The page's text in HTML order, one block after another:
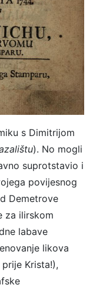
s Dimitrijom
). No mogli
suprotstavio i
povijesnog
Demetrove
za ilirskom
labave
likova
Krista!),